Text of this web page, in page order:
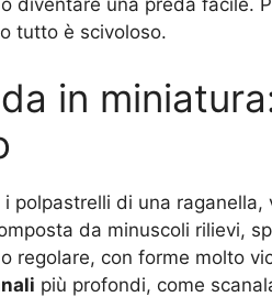
diventare una preda facile.
tutto è scivoloso.
in
polpastrelli di una
da minuscoli rilievi,
regolare, con forme molto
più profondi, come